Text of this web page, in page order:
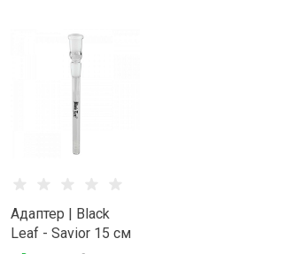
Адаптер | Black
Leaf - Savior 15 см